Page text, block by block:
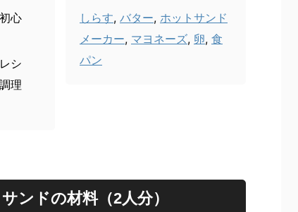
心
シ
理
しらす, バター, ホットサンド
メーカー, マヨネーズ, 卵, 食
パン
ンドの材料（2人分）